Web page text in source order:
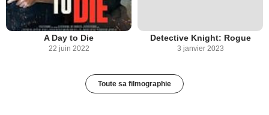
A Day to Die
22 juin 2022
Detective Knight: Rogue
3 janvier 2023
Toute sa filmographie